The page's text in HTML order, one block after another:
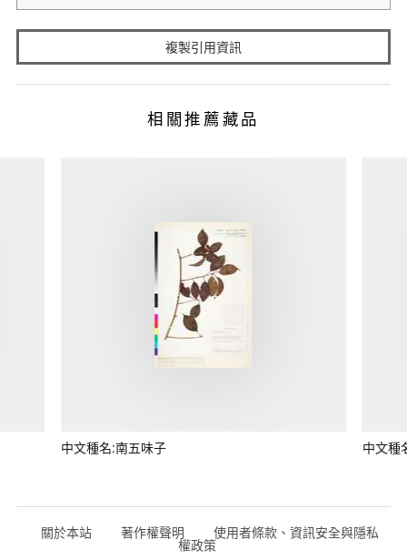
複製引用資訊
相關推薦藏品
中文種名:南五味子 中文種
關於本站 著作權聲明 使用者條款、資訊安全與隱私
權政策